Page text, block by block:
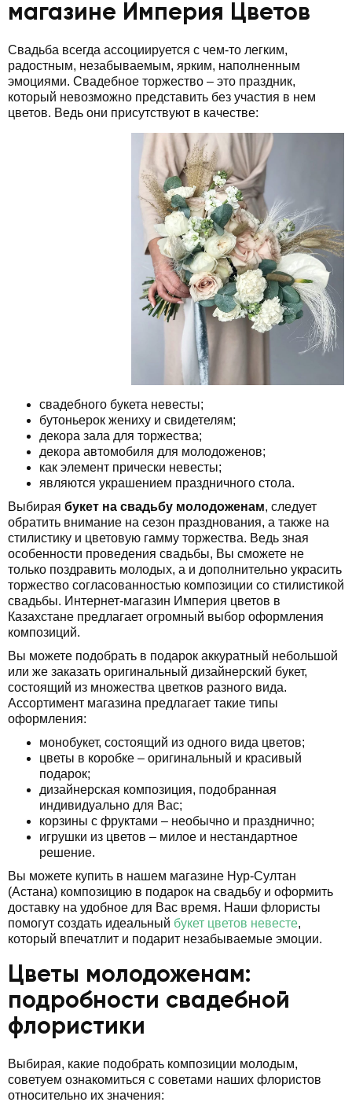
магазине Империя Цветов
Свадьба всегда ассоциируется с чем-то легким,
радостным, незабываемым, ярким, наполненным
эмоциями. Свадебное торжество – это праздник,
который невозможно представить без участия в нем
цветов. Ведь они присутствуют в качестве:
свадебного букета невесты;
бутоньерок жениху и свидетелям;
декора зала для торжества;
декора автомобиля для молодоженов;
как элемент прически невесты;
являются украшением праздничного стола.
Выбирая букет на свадьбу молодоженам, следует
обратить внимание на сезон празднования, а также на
стилистику и цветовую гамму торжества. Ведь зная
особенности проведения свадьбы, Вы сможете не
только поздравить молодых, а и дополнительно украсить
торжество согласованностью композиции со стилистикой
свадьбы. Интернет-магазин Империя цветов в
Казахстане предлагает огромный выбор оформления
композиций.
Вы можете подобрать в подарок аккуратный небольшой
или же заказать оригинальный дизайнерский букет,
состоящий из множества цветков разного вида.
Ассортимент магазина предлагает такие типы
оформления:
монобукет, состоящий из одного вида цветов;
цветы в коробке – оригинальный и красивый
подарок;
дизайнерская композиция, подобранная
индивидуально для Вас;
корзины с фруктами – необычно и празднично;
игрушки из цветов – милое и нестандартное
решение.
Вы можете купить в нашем магазине Нур-Султан
(Астана) композицию в подарок на свадьбу и оформить
доставку на удобное для Вас время. Наши флористы
помогут создать идеальный букет цветов невесте,
который впечатлит и подарит незабываемые эмоции.
Цветы молодоженам:
подробности свадебной
флористики
Выбирая, какие подобрать композиции молодым,
советуем ознакомиться с советами наших флористов
относительно их значения: